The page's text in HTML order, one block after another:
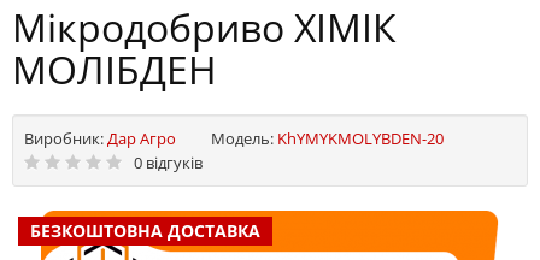
Мікродобриво ХІМІК
МОЛІБДЕН
Виробник:Дар Агро Модель: KhYMYKMOLYBDEN-20
0 відгуків
БЕЗКОШТОВНА ДОСТАВКА